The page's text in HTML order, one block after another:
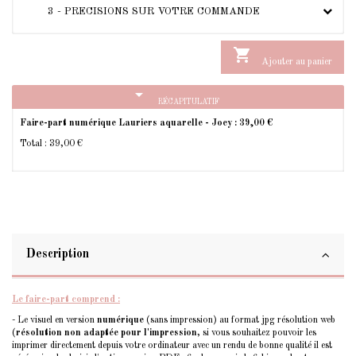
3 - PRECISIONS SUR VOTRE COMMANDE
 Ajouter au panier
arrow_drop_down RÉCAPITULATIF
Faire-part numérique Lauriers aquarelle - Joey : 39,00 €
Total : 39,00 €
Description
Le faire-part comprend :
- Le visuel en version numérique (sans impression) au format jpg résolution web
(résolution non adaptée pour l'impression, si vous souhaitez pouvoir les
imprimer directement depuis votre ordinateur avec un rendu de bonne qualité il est